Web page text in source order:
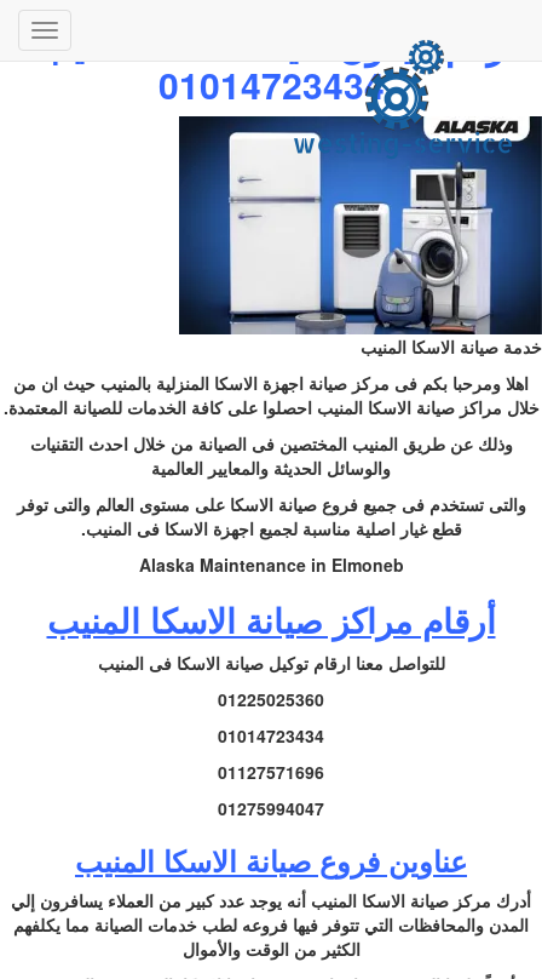
تبديلرقم تليفون صيانة الاسكا المنيب
01014723434
خدمة صيانة الاسكا المنيب
اهلا ومرحبا بكم فى مركز صيانة اجهزة الاسكا المنزلية بالمنيب حيث ان من
خلال مراكز صيانة الاسكا المنيب احصلوا على كافة الخدمات للصيانة المعتمدة.
وذلك عن طريق المنيب المختصين فى الصيانة من خلال احدث التقنيات
والوسائل الحديثة والمعايير العالمية
والتى تستخدم فى جميع فروع صيانة الاسكا على مستوى العالم والتى توفر
قطع غيار اصلية مناسبة لجميع اجهزة الاسكا فى المنيب.
Alaska Maintenance in Elmoneb
أرقام مراكز صيانة الاسكا المنيب
للتواصل معنا ارقام توكيل صيانة الاسكا فى المنيب
01225025360
01014723434
01127571696
01275994047
عناوين فروع صيانة الاسكا المنيب
أدرك مركز صيانة الاسكا المنيب أنه يوجد عدد كبير من العملاء يسافرون إلي
المدن والمحافظات التي تتوفر فيها فروعه لطب خدمات الصيانة مما يكلفهم
الكثير من الوقت والأموال